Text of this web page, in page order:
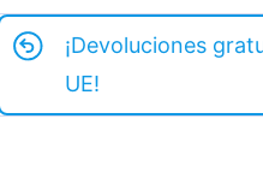
¡Devoluciones
UE!